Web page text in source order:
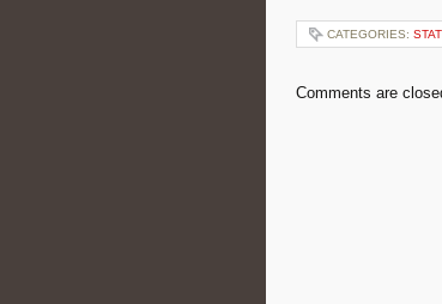
CATEGORIES:
Comments are